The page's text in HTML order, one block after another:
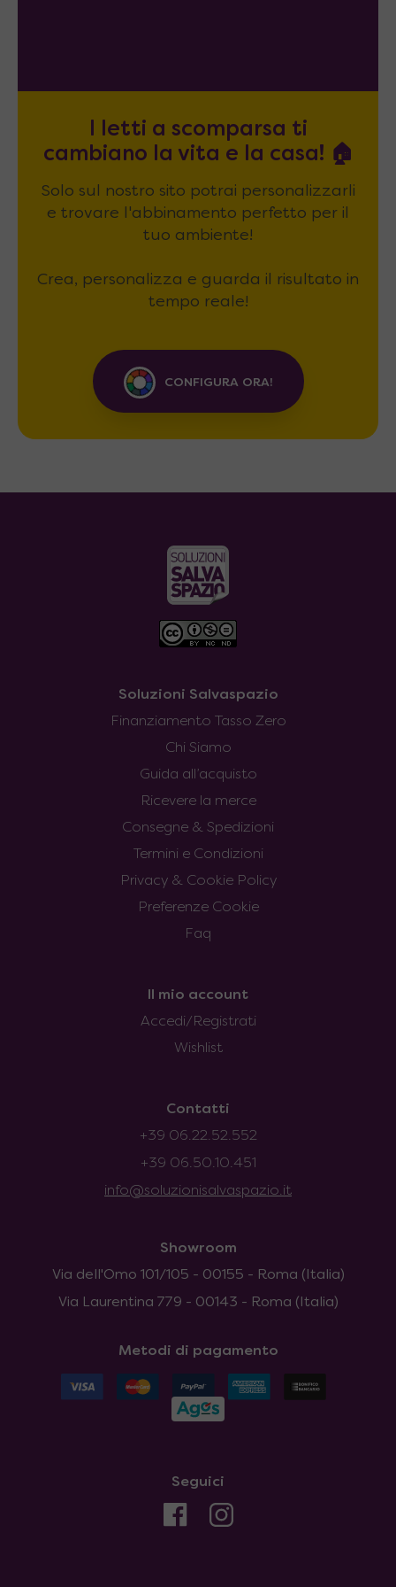
I letti a scomparsa ti
cambiano la vita e la casa! 🏠
Solo sul nostro sito potrai personalizzarli
e trovare l'abbinamento perfetto per il
tuo ambiente!
Crea, personalizza e guarda il risultato in
tempo reale!
CONFIGURA ORA!
Soluzioni Salvaspazio
Finanziamento Tasso Zero
Chi Siamo
Guida all’acquisto
Ricevere la merce
Consegne & Spedizioni
Termini e Condizioni
Privacy & Cookie Policy
Preferenze Cookie
Faq
Il mio account
Accedi/Registrati
Wishlist
Contatti
+39 06.22.52.552
+39 06.50.10.451
info@soluzionisalvaspazio.it
Showroom
Via dell'Omo 101/105 - 00155 - Roma (Italia)
Via Laurentina 779 - 00143 - Roma (Italia)
Metodi di pagamento
Seguici